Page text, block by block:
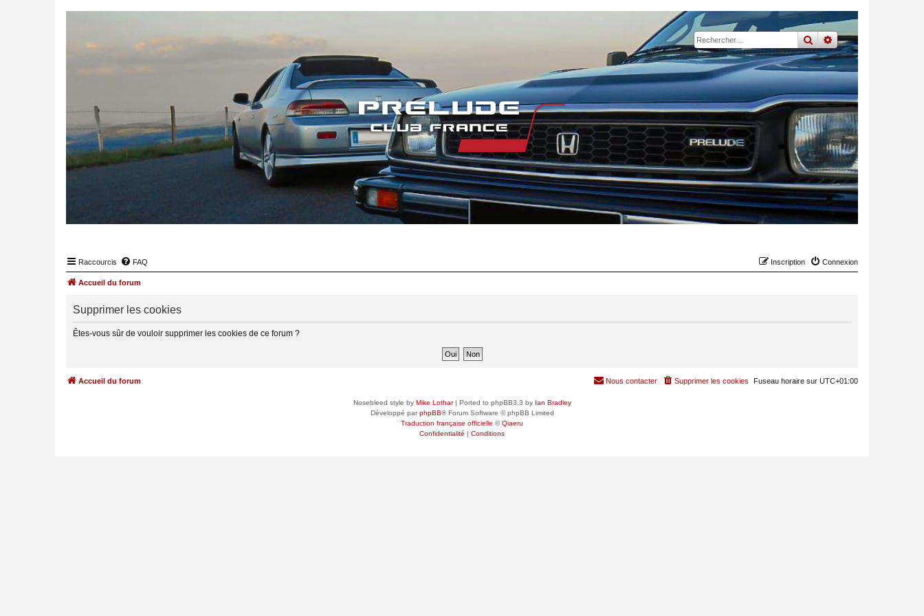
rechercher
recherche
Raccourcis FAQ Connexion
Inscription
Accueil du forum
Supprimer les cookies
Êtes-vous sûr de vouloir supprimer les cookies de ce forum ?
Accueil du forum Fuseau horaire sur UTC+01:00
Supprimer les cookies
Nous contacter
Nosebleed style by Mike Lothar| Ported to phpBB3.3 by Ian Bradley
Développé parphpBB® Forum Software © phpBB Limited
Traduction française officielle ©Qiaeru
Confidentialité | Conditions